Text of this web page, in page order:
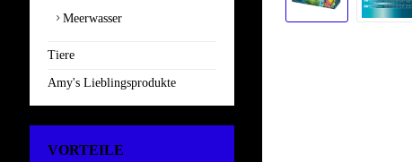
Meerwasser
Tiere
Amy's Lieblingsprodukte
VORTEILE